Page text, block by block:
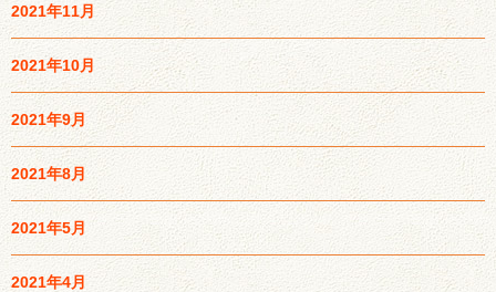
2021年11月
2021年10月
2021年9月
2021年8月
2021年5月
2021年4月